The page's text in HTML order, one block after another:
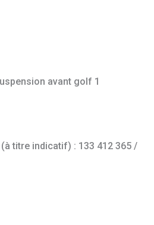
avant golf 1
titre indicatif) : 133 412 365 /